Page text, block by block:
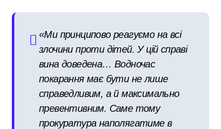
«Ми принципово реагуємо на всі
злочини проти дітей. У цій справі
вина доведена… Водночас
покарання має бути не лише
справедливим, а й максимально
превентивним. Саме тому
прокуратура наполягатиме в